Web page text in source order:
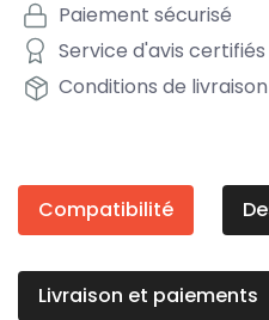
Paiement sécurisé
Service d'avis certifiés
Conditions de
Compatibilité
Livraison et paiements